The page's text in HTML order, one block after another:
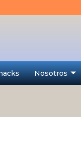
Nosotros